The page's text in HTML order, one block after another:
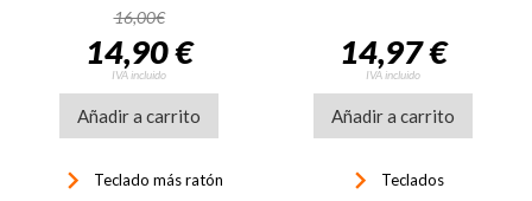
16,00€
14,90 €
IVA incluido
Añadir a carrito
keyboard_arrow_right Teclado más ratón
14,97 €
IVA incluido
Añadir a carrito
keyboard_arrow_right Teclados